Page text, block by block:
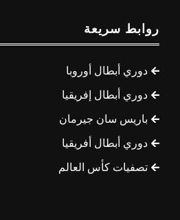
روابط سريعة
دوري أبطال أوروبا
دوري أبطال إفريقيا
باريس سان جيرمان
دوري أبطال أفريقيا
تصفيات كأس العالم